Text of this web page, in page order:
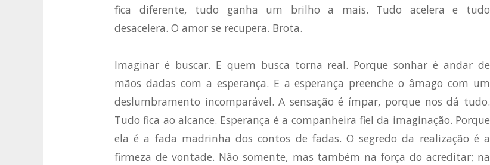
fica diferente, tudo ganha um brilho a mais. Tudo acelera e tudo
desacelera. O amor se recupera. Brota.
Imaginar é buscar. E quem busca torna real. Porque sonhar é andar de
mãos dadas com a esperança. E a esperança preenche o âmago com um
deslumbramento incomparável. A sensação é ímpar, porque nos dá tudo.
Tudo fica ao alcance. Esperança é a companheira fiel da imaginação. Porque
ela é a fada madrinha dos contos de fadas. O segredo da realização é a
firmeza de vontade. Não somente, mas também na força do acreditar; na